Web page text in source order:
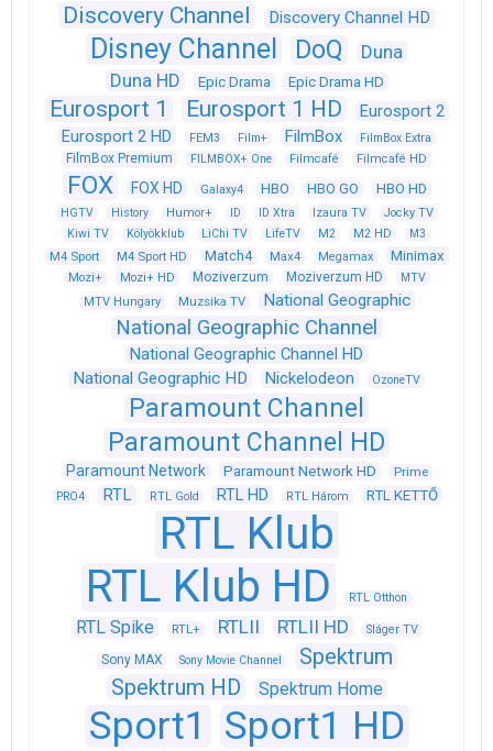
Discovery Channel Discovery Channel HD
Disney Channel DoQ
Duna
Duna HD
Epic Drama Epic Drama HD
Eurosport 1 Eurosport 1 HD
Eurosport 2
Eurosport 2 HD
FEM3 Film+ FilmBox FilmBox Extra
FilmBox Premium FILMBOX+ One Filmcafé Filmcafé HD
FOX FOX HD Galaxy4 HBO HBO GO HBO HD
HGTV History Humor+ ID ID Xtra Izaura TV
Jocky TV
Kiwi TV
Kölyökklub LiChi TV LifeTV M2 M2 HD M3
M4 Sport M4 Sport HD Match4 Max4 Megamax Minimax
Mozi+ Mozi+ HD Moziverzum Moziverzum HD
MTV
MTV Hungary
Muzsika TV National Geographic
National Geographic Channel
National Geographic Channel HD
National Geographic HD
Nickelodeon OzoneTV
Paramount Channel
Paramount Channel HD
Paramount Network Paramount Network HD Prime
PRO4 RTL RTL Gold RTL HD RTL Három RTL KETTŐ
RTL Klub
RTL Klub HD
RTL Otthon
RTL Spike RTL+ RTLII RTLII HD Sláger TV
Sony MAX Sony Movie Channel
Spektrum
Spektrum HD
Spektrum Home
Sport1 Sport1 HD